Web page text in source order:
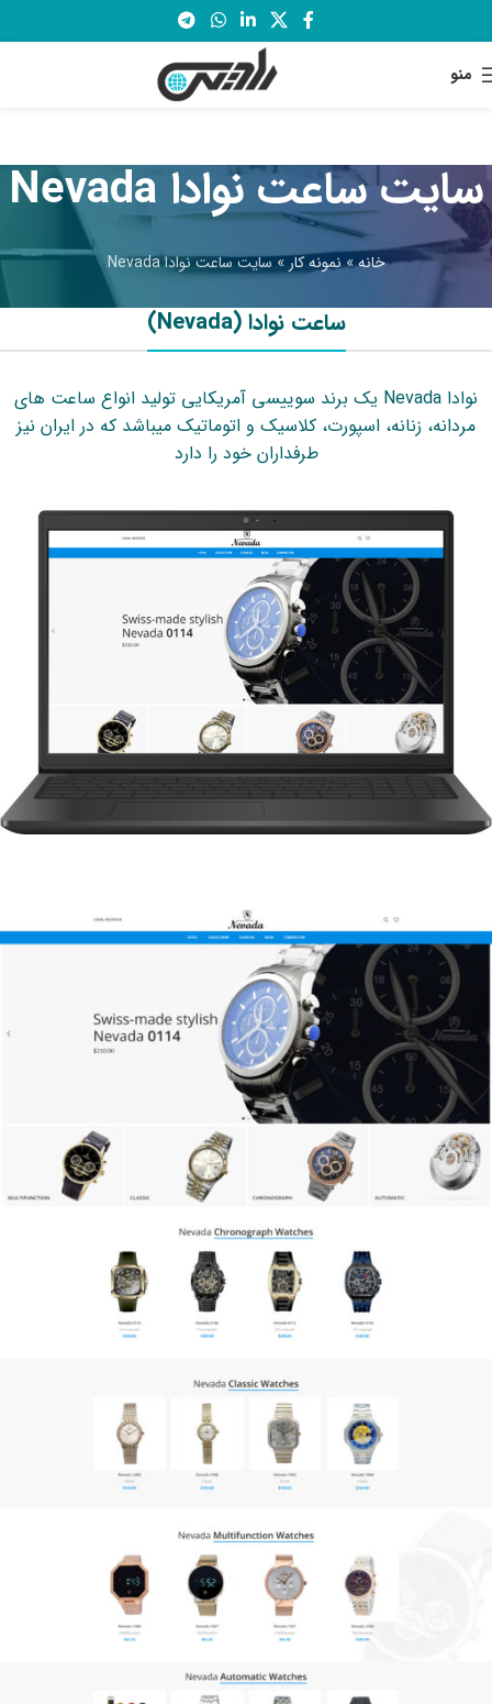
منو
سایت ساعت نوادا Nevada
خانه»نمونه کار»سایت ساعت نوادا Nevada
ساعت نوادا (Nevada)
نوادا Nevada یک برند سوییسی آمریکایی تولید انواع ساعت های
مردانه، زنانه، اسپورت، کلاسیک و اتوماتیک میباشد که در ایران نیز
طرفداران خود را دارد